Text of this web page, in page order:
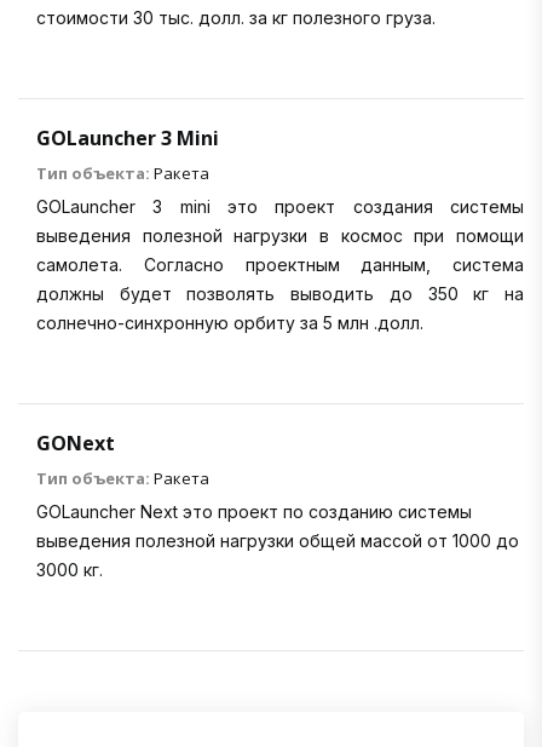
стоимости 30 тыс. долл. за кг полезного груза.
GOLauncher 3 Mini
Тип объекта: Ракета
GOLauncher 3 mini это проект создания системы
выведения полезной нагрузки в космос при помощи
самолета. Согласно проектным данным, система
должны будет позволять выводить до 350 кг на
солнечно-синхронную орбиту за 5 млн .долл.
GONext
Тип объекта: Ракета
GOLauncher Next это проект по созданию системы
выведения полезной нагрузки общей массой от 1000 до
3000 кг.